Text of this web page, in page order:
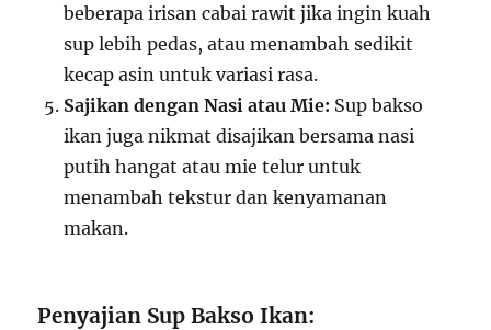
beberapa irisan cabai rawit jika ingin kuah
sup lebih pedas, atau menambah sedikit
kecap asin untuk variasi rasa.
Sajikan dengan Nasi atau Mie: Sup bakso
ikan juga nikmat disajikan bersama nasi
putih hangat atau mie telur untuk
menambah tekstur dan kenyamanan
makan.
Penyajian Sup Bakso Ikan: